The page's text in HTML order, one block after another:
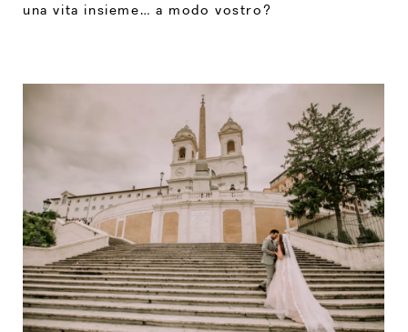
una vita insieme… a modo vostro?